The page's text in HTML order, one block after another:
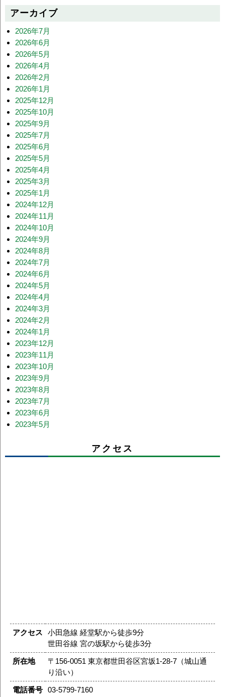
アーカイブ
2026年7月
2026年6月
2026年5月
2026年4月
2026年2月
2026年1月
2025年12月
2025年10月
2025年9月
2025年7月
2025年6月
2025年5月
2025年4月
2025年3月
2025年1月
2024年12月
2024年11月
2024年10月
2024年9月
2024年8月
2024年7月
2024年6月
2024年5月
2024年4月
2024年3月
2024年2月
2024年1月
2023年12月
2023年11月
2023年10月
2023年9月
2023年8月
2023年7月
2023年6月
2023年5月
アクセス
アクセス
小田急線 経堂駅から徒歩9分
世田谷線 宮の坂駅から徒歩3分
所在地
〒156-0051 東京都世田谷区宮坂1-28-7（城山通
り沿い）
電話番号 03-5799-7160